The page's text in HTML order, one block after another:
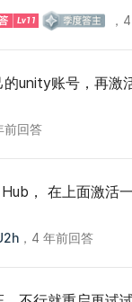
，
unity账号，再激
前回答
， 在上面激活
， 4 年前回答